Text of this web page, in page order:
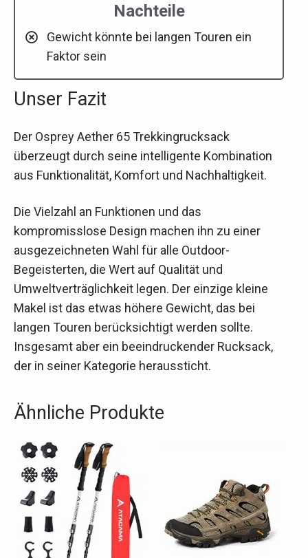
Nachteile
Gewicht könnte bei langen Touren ein
Faktor sein
Unser Fazit
Der Osprey Aether 65 Trekkingrucksack
überzeugt durch seine intelligente Kombination
aus Funktionalität, Komfort und Nachhaltigkeit.
Die Vielzahl an Funktionen und das
kompromisslose Design machen ihn zu einer
ausgezeichneten Wahl für alle Outdoor-
Begeisterten, die Wert auf Qualität und
Umweltverträglichkeit legen. Der einzige kleine
Makel ist das etwas höhere Gewicht, das bei
langen Touren berücksichtigt werden sollte.
Insgesamt aber ein beeindruckender Rucksack,
der in seiner Kategorie heraussticht.
Ähnliche Produkte